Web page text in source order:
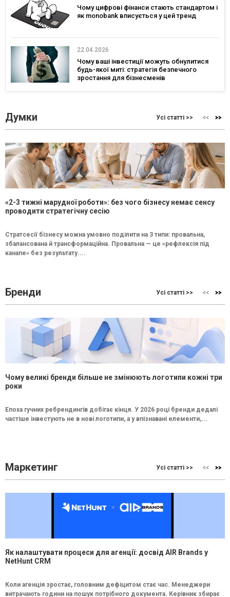
Чому цифрові фінанси стають стандартом і
як monobank вписується у цей тренд
22.04.2026
Чому ваші інвестиції можуть обнулитися
будь-якої миті: стратегія безпечного
зростання для бізнесменів
Думки Усі статті >>
«2-3 тижні марудної роботи»: без чого бізнесу немає сенсу
проводити стратегічну сесію
Стратсесії бізнесу можна умовно поділити на 3 типи: провальна,
збалансована й трансформаційна. Провальна — це «рефлексія під
канапе» без результату....
Бренди Усі статті >>
Чому великі бренди більше не змінюють логотипи кожні три
роки
Епоха гучних ребрендингів добігає кінця. У 2026 році бренди дедалі
частіше інвестують не в нові логотипи, а у впізнавані елементи,...
Маркетинг Усі статті >>
Як налаштувати процеси для агенції: досвід AIR Brands у
NetHunt CRM
Коли агенція зростає, головним дефіцитом стає час. Менеджери
витрачають години на пошук потрібного документа. Керівник збирає